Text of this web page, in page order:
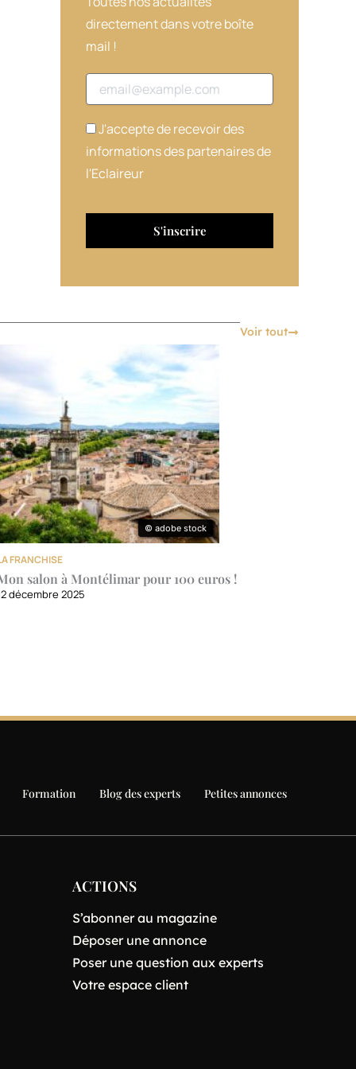
directement dans votre boîte
mail !
Adresse email
J'accepte de recevoir des
informations des partenaires de
l'Eclaireur
Voir tout
© adobe stock
© adobe stock
FRANCHISE
salon à Montélimar pour 100 euros !
décembre 2025
Formation Blog des experts Petites annonces
ACTIONS
S’abonner au magazine
Déposer une annonce
Poser une question aux experts
Votre espace client